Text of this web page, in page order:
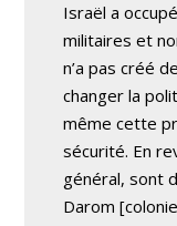
Israël a
militaires et
n’a pas créé
changer la
même cette
sécurité. En
général, sont
Darom